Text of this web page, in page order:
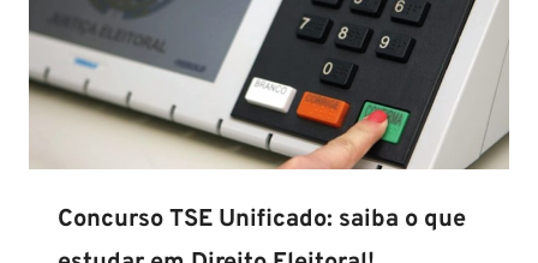
Concurso TSE Unificado: saiba o que